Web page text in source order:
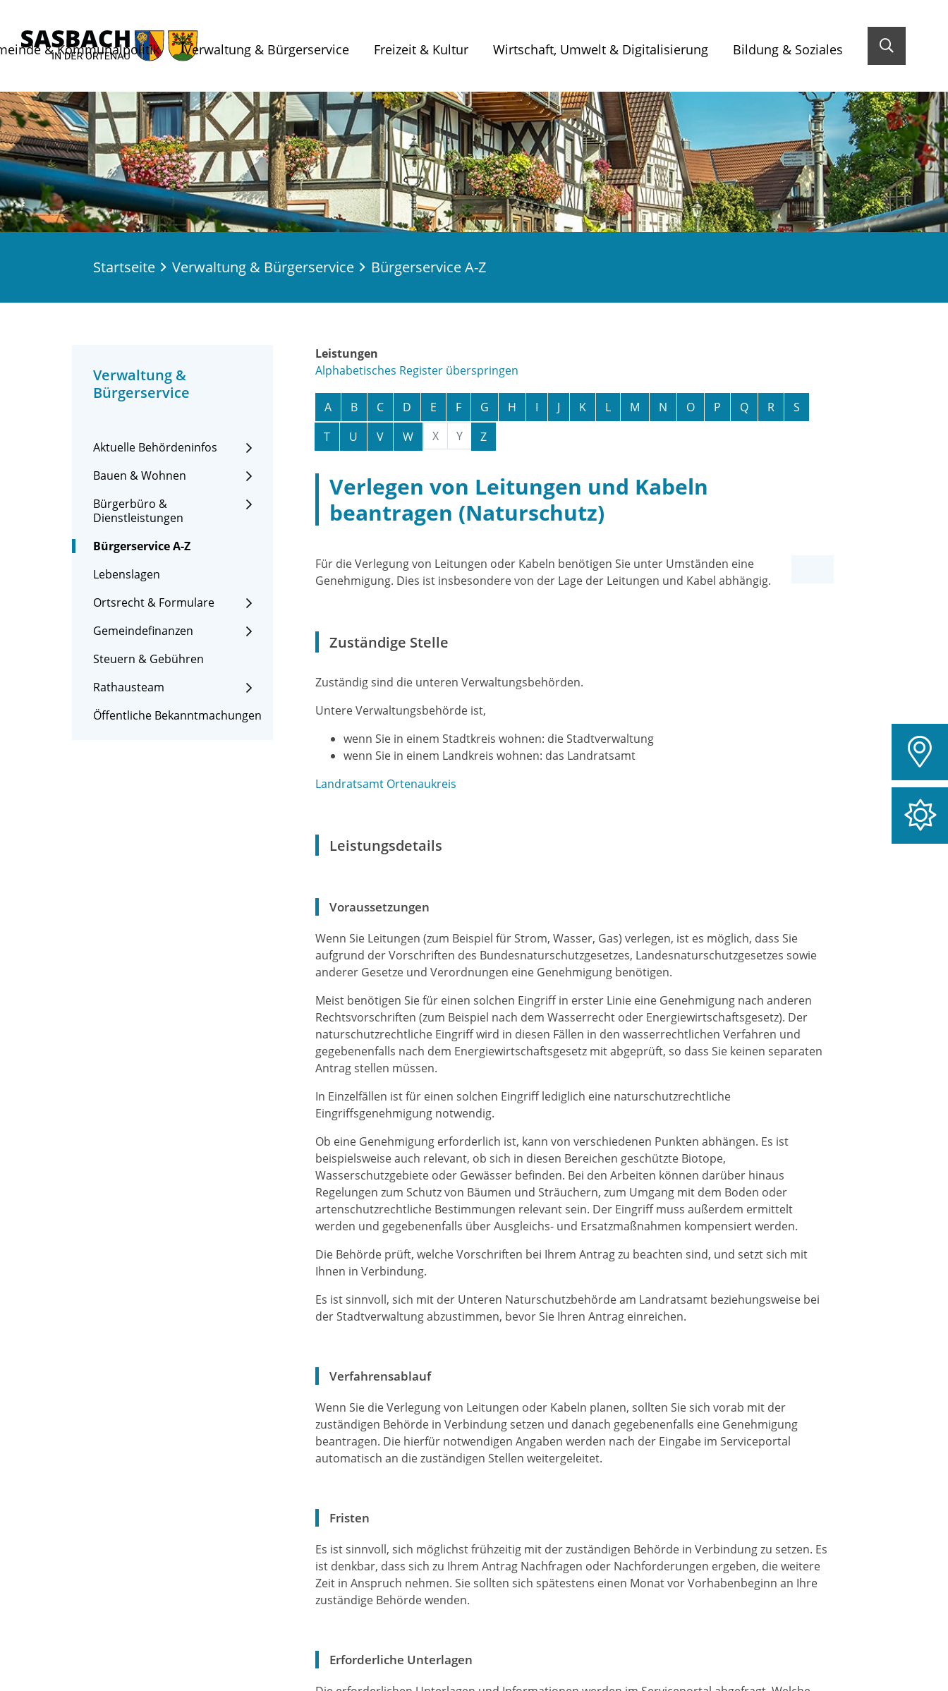
& Kommunalpolitik Verwaltung & Bürgerservice Freizeit & Kultur Wirtschaft, Umwelt & Digitalisierung Bildung & Soziales
Startseite Verwaltung & Bürgerservice Bürgerservice A-Z
Verwaltung &
Bürgerservice
Aktuelle Behördeninfos
Bauen & Wohnen
Bürgerbüro &
Dienstleistungen
Bürgerservice A-Z
Lebenslagen
Ortsrecht & Formulare
Gemeindefinanzen
Steuern & Gebühren
Rathausteam
Öffentliche Bekanntmachungen
Leistungen
Alphabetisches Register überspringen
A B C D E F G H I J K L M N O P Q R
S
T
U V W X Y Z
Verlegen von Leitungen und Kabeln
beantragen (Naturschutz)
Für die Verlegung von Leitungen oder Kabeln benötigen Sie unter Umständen eine
Genehmigung. Dies ist insbesondere von der Lage der Leitungen und Kabel abhängig.
Zuständige Stelle
Zuständig sind die unteren Verwaltungsbehörden.
Untere Verwaltungsbehörde ist,
wenn Sie in einem Stadtkreis wohnen: die Stadtverwaltung
wenn Sie in einem Landkreis wohnen: das Landratsamt
Landratsamt Ortenaukreis
Leistungsdetails
Voraussetzungen
Wenn Sie Leitungen (zum Beispiel für Strom, Wasser, Gas) verlegen, ist es möglich, dass Sie
aufgrund der Vorschriften des Bundesnaturschutzgesetzes, Landesnaturschutzgesetzes sowie
anderer Gesetze und Verordnungen eine Genehmigung benötigen.
Meist benötigen Sie für einen solchen Eingriff in erster Linie eine Genehmigung nach anderen
Rechtsvorschriften (zum Beispiel nach dem Wasserrecht oder Energiewirtschaftsgesetz). Der
naturschutzrechtliche Eingriff wird in diesen Fällen in den wasserrechtlichen Verfahren und
gegebenenfalls nach dem Energiewirtschaftsgesetz mit abgeprüft, so dass Sie keinen separaten
Antrag stellen müssen.
In Einzelfällen ist für einen solchen Eingriff lediglich eine naturschutzrechtliche
Eingriffsgenehmigung notwendig.
Ob eine Genehmigung erforderlich ist, kann von verschiedenen Punkten abhängen. Es ist
beispielsweise auch relevant, ob sich in diesen Bereichen geschützte Biotope,
Wasserschutzgebiete oder Gewässer befinden. Bei den Arbeiten können darüber hinaus
Regelungen zum Schutz von Bäumen und Sträuchern, zum Umgang mit dem Boden oder
artenschutzrechtliche Bestimmungen relevant sein. Der Eingriff muss außerdem ermittelt
werden und gegebenenfalls über Ausgleichs- und Ersatzmaßnahmen kompensiert werden.
Die Behörde prüft, welche Vorschriften bei Ihrem Antrag zu beachten sind, und setzt sich mit
Ihnen in Verbindung.
Es ist sinnvoll, sich mit der Unteren Naturschutzbehörde am Landratsamt beziehungsweise bei
der Stadtverwaltung abzustimmen, bevor Sie Ihren Antrag einreichen.
Verfahrensablauf
Wenn Sie die Verlegung von Leitungen oder Kabeln planen, sollten Sie sich vorab mit der
zuständigen Behörde in Verbindung setzen und danach gegebenenfalls eine Genehmigung
beantragen. Die hierfür notwendigen Angaben werden nach der Eingabe im Serviceportal
automatisch an die zuständigen Stellen weitergeleitet.
Fristen
Es ist sinnvoll, sich möglichst frühzeitig mit der zuständigen Behörde in Verbindung zu setzen. Es
ist denkbar, dass sich zu Ihrem Antrag Nachfragen oder Nachforderungen ergeben, die weitere
Zeit in Anspruch nehmen. Sie sollten sich spätestens einen Monat vor Vorhabenbeginn an Ihre
zuständige Behörde wenden.
Erforderliche Unterlagen